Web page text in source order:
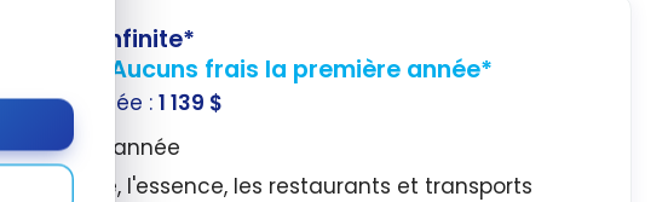
Visa Infinite*
Points + Aucuns frais la première année*
année :1 139 $
première année
l'épicerie, l'essence, les restaurants et transports